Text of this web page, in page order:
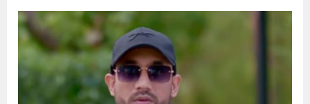
अन्तर्राष्ट्रिय
थप